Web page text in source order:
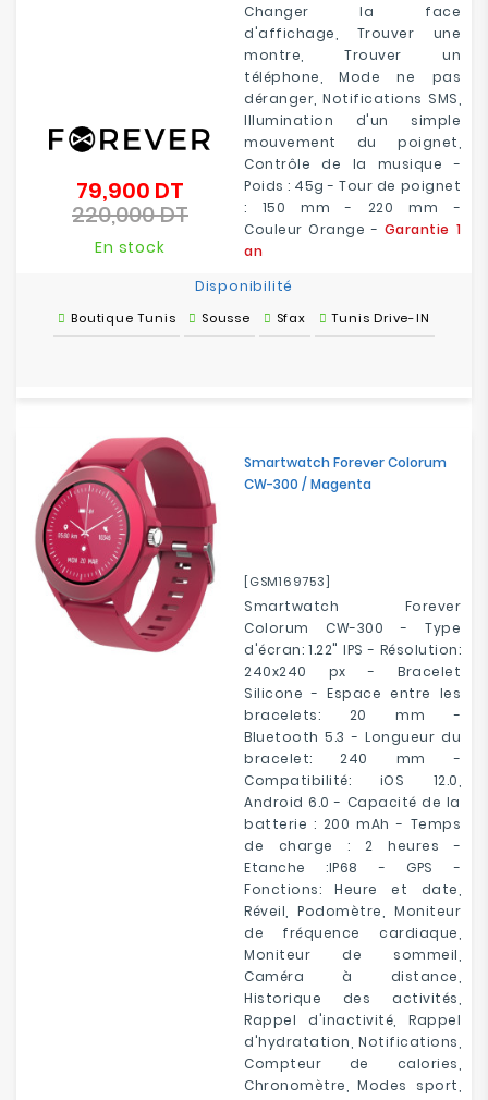
Changer la face
d'affichage, Trouver une
montre, Trouver un
téléphone, Mode ne pas
déranger, Notifications SMS,
Illumination d'un simple
mouvement du poignet,
Contrôle de la musique -
Poids : 45g - Tour de poignet
: 150 mm - 220 mm -
Couleur Orange - Garantie 1
an
79,900 DT
de
220,000 DTPrix
En stock
Disponibilité
Boutique Tunis Sousse Sfax Tunis Drive-IN
Smartwatch Forever Colorum
CW-300 / Magenta
[GSM169753]
Smartwatch Forever
Colorum CW-300 - Type
d'écran: 1.22" IPS - Résolution:
240x240 px - Bracelet
Silicone - Espace entre les
bracelets: 20 mm -
Bluetooth 5.3 - Longueur du
bracelet: 240 mm -
Compatibilité: iOS 12.0,
Android 6.0 - Capacité de la
batterie : 200 mAh - Temps
de charge : 2 heures -
Etanche :IP68 - GPS -
Fonctions: Heure et date,
Réveil, Podomètre, Moniteur
de fréquence cardiaque,
Moniteur de sommeil,
Caméra à distance,
Historique des activités,
Rappel d'inactivité, Rappel
d'hydratation, Notifications,
Compteur de calories,
Chronomètre, Modes sport,